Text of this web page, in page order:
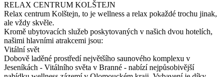
RELAX CENTRUM KOLŠTEJN
Relax centrum Kolštejn, to je wellness a relax pokaždé trochu jinak,
ale vždy skvěle.
Kromě ubytovacích služeb poskytovaných v našich dvou hotelích,
našimi hlavními atrakcemi jsou:
Vitální svět
Dobově laděné prostředí největšího saunového komplexu v
Jeseníkách - Vitálního světa v Branné - nabízí nejpůsobivější